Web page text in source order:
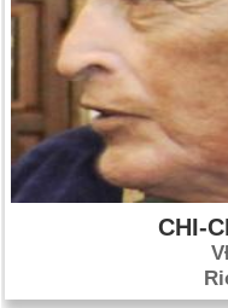
CHI-